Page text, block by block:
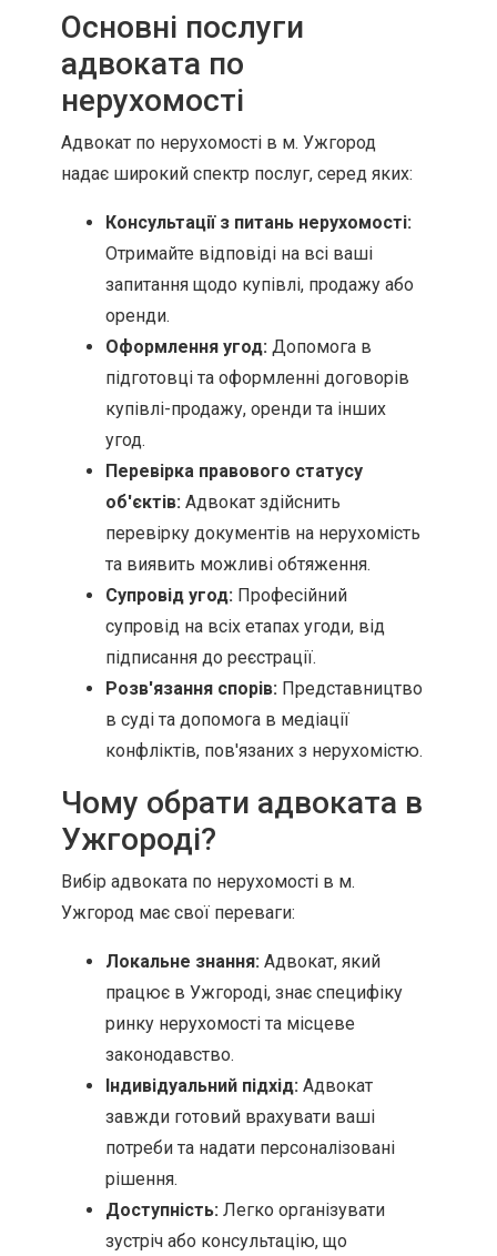
Основні послуги
адвоката по
нерухомості
Адвокат по нерухомості в м. Ужгород
надає широкий спектр послуг, серед яких:
Консультації з питань нерухомості:
Отримайте відповіді на всі ваші
запитання щодо купівлі, продажу або
оренди.
Оформлення угод: Допомога в
підготовці та оформленні договорів
купівлі-продажу, оренди та інших
угод.
Перевірка правового статусу
об'єктів: Адвокат здійснить
перевірку документів на нерухомість
та виявить можливі обтяження.
Супровід угод: Професійний
супровід на всіх етапах угоди, від
підписання до реєстрації.
Розв'язання спорів: Представництво
в суді та допомога в медіації
конфліктів, пов'язаних з нерухомістю.
Чому обрати адвоката в
Ужгороді?
Вибір адвоката по нерухомості в м.
Ужгород має свої переваги:
Локальне знання: Адвокат, який
працює в Ужгороді, знає специфіку
ринку нерухомості та місцеве
законодавство.
Індивідуальний підхід: Адвокат
завжди готовий врахувати ваші
потреби та надати персоналізовані
рішення.
Доступність: Легко організувати
зустріч або консультацію, що